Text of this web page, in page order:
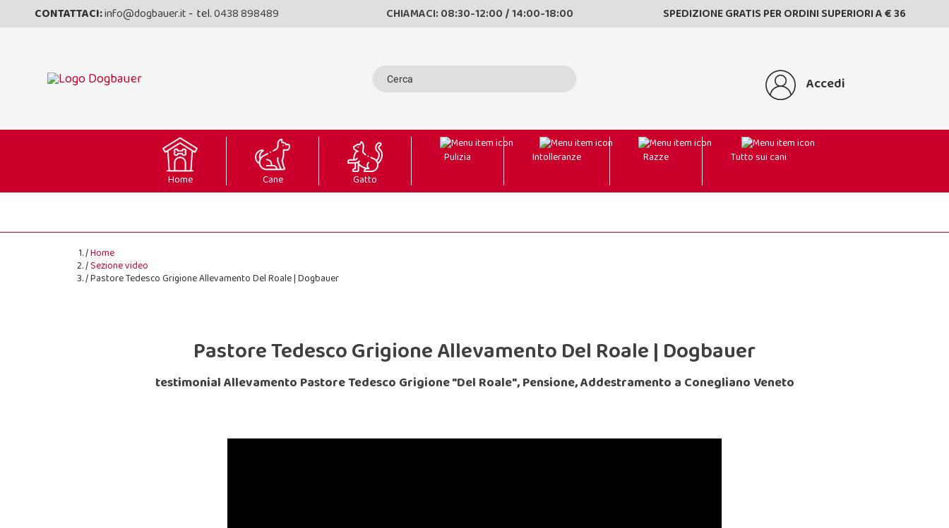
CONTATTACI:info@dogbauer.it - tel.0438 898489 CHIAMACI: 08:30-12:00 / 14:00-18:00 SPEDIZIONE GRATIS PER ORDINI SUPERIORI A € 36
Accedi
Home Cane Gatto
Pulizia Intolleranze Razze Tutto sui cani
Home
Sezione video
Pastore Tedesco Grigione Allevamento Del Roale | Dogbauer
Pastore Tedesco Grigione Allevamento Del Roale | Dogbauer
testimonial Allevamento Pastore Tedesco Grigione "Del Roale", Pensione, Addestramento a Conegliano Veneto